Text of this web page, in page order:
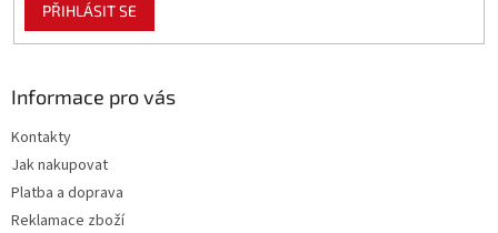
PŘIHLÁSIT SE
Informace pro vás
Kontakty
Jak nakupovat
Platba a doprava
Reklamace zboží